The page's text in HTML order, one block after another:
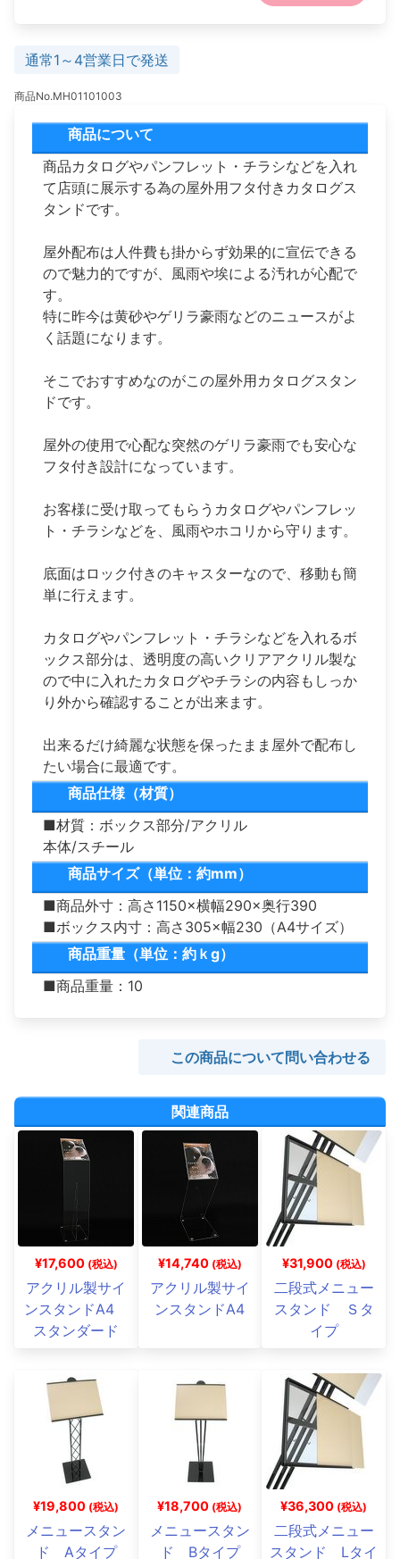
通常1～4営業日で発送
商品No.MH01101003
商品について
商品カタログやパンフレット・チラシなどを入れ
て店頭に展示する為の屋外用フタ付きカタログス
タンドです。
屋外配布は人件費も掛からず効果的に宣伝できる
ので魅力的ですが、風雨や埃による汚れが心配で
す。
特に昨今は黄砂やゲリラ豪雨などのニュースがよ
く話題になります。
そこでおすすめなのがこの屋外用カタログスタン
ドです。
屋外の使用で心配な突然のゲリラ豪雨でも安心な
フタ付き設計になっています。
お客様に受け取ってもらうカタログやパンフレッ
ト・チラシなどを、風雨やホコリから守ります。
底面はロック付きのキャスターなので、移動も簡
単に行えます。
カタログやパンフレット・チラシなどを入れるボ
ックス部分は、透明度の高いクリアアクリル製な
ので中に入れたカタログやチラシの内容もしっか
り外から確認することが出来ます。
出来るだけ綺麗な状態を保ったまま屋外で配布し
たい場合に最適です。
商品仕様（材質）
■材質：ボックス部分/アクリル
本体/スチール
商品サイズ（単位：約mm）
■商品外寸：高さ1150×横幅290×奥行390
■ボックス内寸：高さ305×幅230（A4サイズ）
商品重量（単位：約ｋg）
■商品重量：10
この商品について問い合わせる
関連商品
¥17,600 (税込)
アクリル製サイ
ンスタンドA4
スタンダード
¥14,740 (税込)
アクリル製サイ
ンスタンドA4
¥31,900 (税込)
二段式メニュー
スタンド Ｓタ
イプ
¥19,800 (税込)
メニュースタン
ド Aタイプ
¥18,700 (税込)
メニュースタン
ド Bタイプ
¥36,300 (税込)
二段式メニュー
スタンド Lタイ